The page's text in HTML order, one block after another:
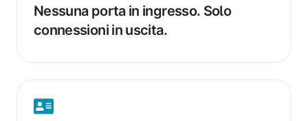
Nessuna porta in ingresso. Solo
connessioni in uscita.
in
ingresso.
uscita.
Nessuna